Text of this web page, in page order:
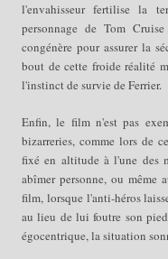
l'envahisseur fertilise la
personnage de Tom
congénère pour assurer la
bout de cette froide réalité
l'instinct de survie de Ferrier.
Enfin, le film n'est pas
bizarreries, comme lors de
fixé en altitude à l'une des
abîmer personne, ou même
film, lorsque l'anti-héros
au lieu de lui foutre son
égocentrique, la situation